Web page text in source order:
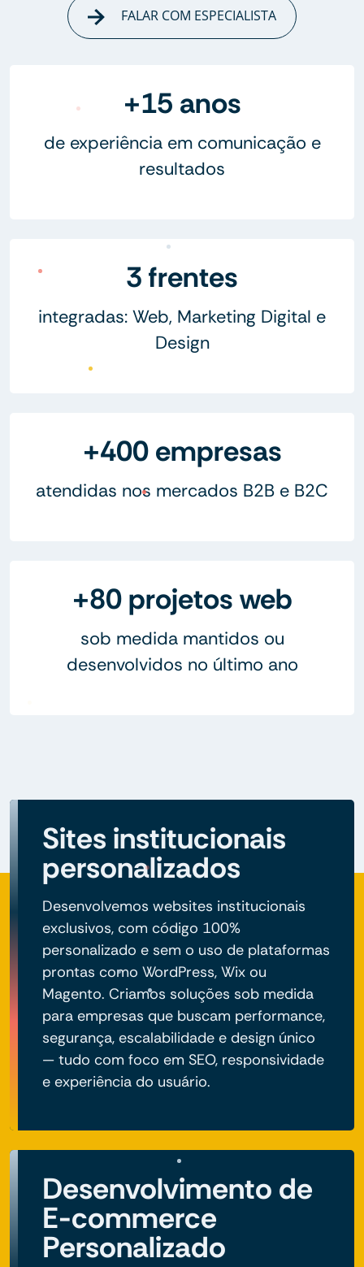
FALAR COM ESPECIALISTA
+15 anos
de experiência em comunicação e
resultados
3 frentes
integradas: Web, Marketing Digital e
Design
+400 empresas
atendidas nos mercados B2B e B2C
+80 projetos web
sob medida mantidos ou
desenvolvidos no último ano
Sites institucionais
personalizados
Desenvolvemos websites institucionais
exclusivos, com código 100%
personalizado e sem o uso de plataformas
prontas como WordPress, Wix ou
Magento. Criamos soluções sob medida
para empresas que buscam performance,
segurança, escalabilidade e design único
— tudo com foco em SEO, responsividade
e experiência do usuário.
Desenvolvimento de
E-commerce
Personalizado